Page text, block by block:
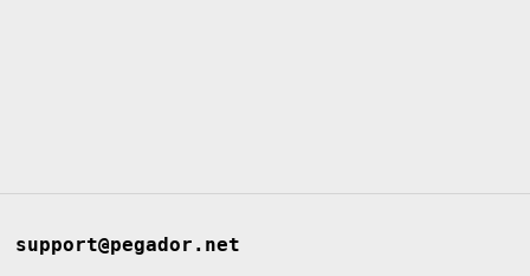
support@pegador.net